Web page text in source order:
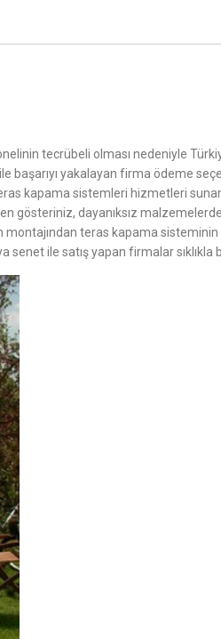
tecrübeli olması nedeniyle
başarıyı yakalayan firma ödeme
kapama sistemleri hizmetleri
dayanıksız
teras kapama
ile satış yapan firmalar sıklıkla